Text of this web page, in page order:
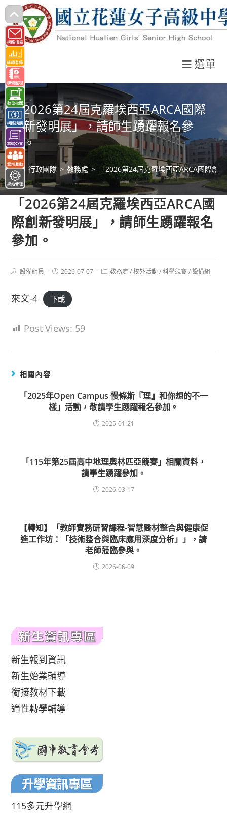
跳
轉
至
主
要
內
容
選單
「2026第24屆克羅埃西亞ARCA國際
創新發明展」，請師生踴躍報名參
加。
> 行政團隊 > 教務處 > 「2026第24屆克羅埃西亞ARCA國際創
「2026第24屆克羅埃西亞ARCA國
際創新發明展」，請師生踴躍報名
參加。
Post設備組員
Post2026-07-07
Post教務處 / 校外活動 / 科學競賽 / 設備組
來文-4 下載
Post Views: 59
相關內容
「2025年Open Campus 慢條斯『理』和你想的不一
樣」活動，敬請學生踴躍報名參加。
2025-01-21
「115年第25屆高中地理奧林匹亞競賽」相關資料，
請學生踴躍參加。
2026-03-17
【轉知】「教師實務研習課程-智慧醫材整合與健康促
進工作坊：「技術整合與臨床應用深度分析」」，請
老師蒞臨參與。
2026-06-09
新生報到資訊
新生始業輔導
銜接教材下載
適性轉學輔導
115多元升學網